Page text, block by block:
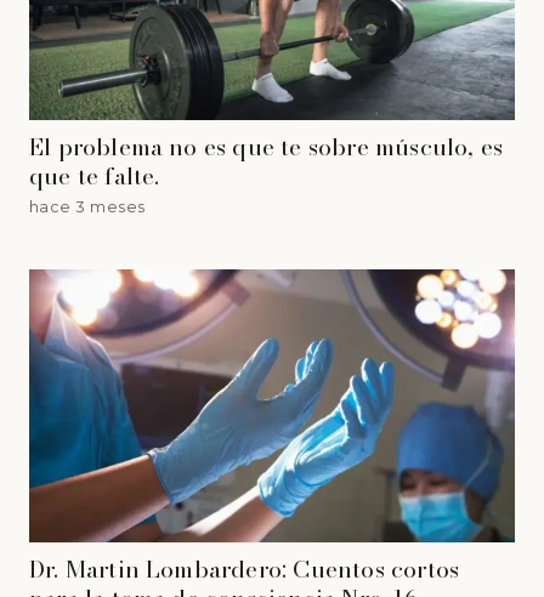
El problema no es que te sobre músculo, es
que te falte.
hace 3 meses
Dr. Martin Lombardero: Cuentos cortos